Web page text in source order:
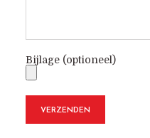
Bijlage (optioneel)